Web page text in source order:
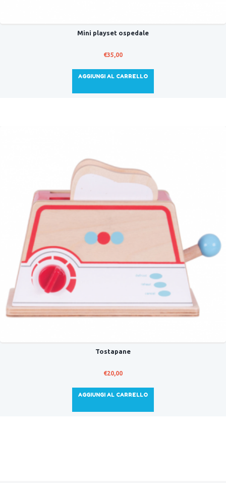
Mini playset ospedale
€35,00
AGGIUNGI AL CARRELLO
Tostapane
€20,00
AGGIUNGI AL CARRELLO